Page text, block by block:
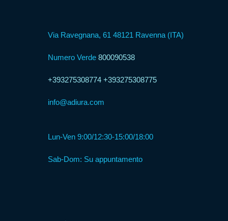
Via Ravegnana, 61 48121 Ravenna (ITA)
Numero Verde 800090538
+393275308774 +393275308775
info@adiura.com
Lun-Ven 9:00/12:30-15:00/18:00
Sab-Dom: Su appuntamento